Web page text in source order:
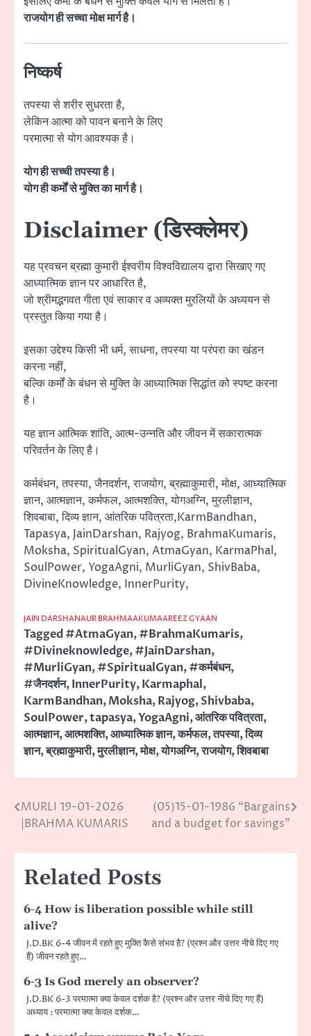
राजयोग ही सच्चा मोक्ष मार्ग है।
निष्कर्ष
तपस्या से शरीर सुधरता है,
लेकिन आत्मा को पावन बनाने के लिए
परमात्मा से योग आवश्यक है।
योग ही सच्ची तपस्या है।
योग ही कर्मों से मुक्ति का मार्ग है।
Disclaimer (डिस्क्लेमर)
यह प्रवचन ब्रह्मा कुमारी ईश्वरीय विश्वविद्यालय द्वारा सिखाए गए
आध्यात्मिक ज्ञान पर आधारित है,
जो श्रीमद्भगवत गीता एवं साकार व अव्यक्त मुरलियों के अध्ययन से
प्रस्तुत किया गया है।
इसका उद्देश्य किसी भी धर्म, साधना, तपस्या या परंपरा का खंडन
करना नहीं,
बल्कि कर्मों के बंधन से मुक्ति के आध्यात्मिक सिद्धांत को स्पष्ट करना
है।
यह ज्ञान आत्मिक शांति, आत्म-उन्नति और जीवन में सकारात्मक
परिवर्तन के लिए है।
कर्मबंधन, तपस्या, जैनदर्शन, राजयोग, ब्रह्माकुमारी, मोक्ष, आध्यात्मिक
ज्ञान, आत्मज्ञान, कर्मफल, आत्मशक्ति, योगअग्नि, मुरलीज्ञान,
शिवबाबा, दिव्य ज्ञान, आंतरिक पवित्रता,KarmBandhan,
Tapasya, JainDarshan, Rajyog, BrahmaKumaris,
Moksha, SpiritualGyan, AtmaGyan, KarmaPhal,
SoulPower, YogaAgni, MurliGyan, ShivBaba,
DivineKnowledge, InnerPurity,
JAIN DARSHANAUR BRAHMAAKUMAAREEZ GYAAN
Tagged#AtmaGyan,#BrahmaKumaris,
#Divineknowledge,#JainDarshan,
#MurliGyan,#SpiritualGyan,#कर्मबंधन,
#जैनदर्शन,InnerPurity,Karmaphal,
KarmBandhan,Moksha,Rajyog,Shivbaba,
SoulPower,tapasya,YogaAgni,आंतरिक पवित्रता,
आत्मज्ञान,आत्मशक्ति,आध्यात्मिक ज्ञान,कर्मफल,तपस्या,दिव्य
ज्ञान,ब्रह्माकुमारी,मुरलीज्ञान,मोक्ष,योगअग्नि,राजयोग,शिवबाबा
Post
navigation
MURLI 19-01-2026
|BRAHMA KUMARIS
(05)15-01-1986 “Bargains
and a budget for savings”
Related Posts
6-4 How is liberation possible while still
alive?
J.D.BK 6-4 जीवन में रहते हुए मुक्ति कैसे संभव है? (प्रश्न और उत्तर नीचे दिए गए
हैं) जीवन रहते हुए…
6-3 Is God merely an observer?
J.D.BK 6-3 परमात्मा क्या केवल दर्शक है? (प्रश्न और उत्तर नीचे दिए गए हैं)
अध्याय : परमात्मा क्या केवल दर्शक…